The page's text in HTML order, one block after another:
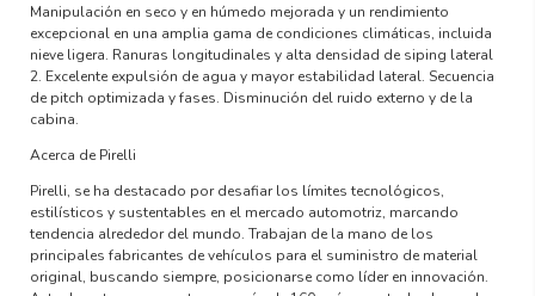
Manipulación en seco y en húmedo mejorada y un rendimiento
excepcional en una amplia gama de condiciones climáticas, incluida
nieve ligera. Ranuras longitudinales y alta densidad de siping lateral
2. Excelente expulsión de agua y mayor estabilidad lateral. Secuencia
de pitch optimizada y fases. Disminución del ruido externo y de la
cabina.
Acerca de Pirelli
Pirelli, se ha destacado por desafiar los límites tecnológicos,
estilísticos y sustentables en el mercado automotriz, marcando
tendencia alrededor del mundo. Trabajan de la mano de los
principales fabricantes de vehículos para el suministro de material
original, buscando siempre, posicionarse como líder en innovación.